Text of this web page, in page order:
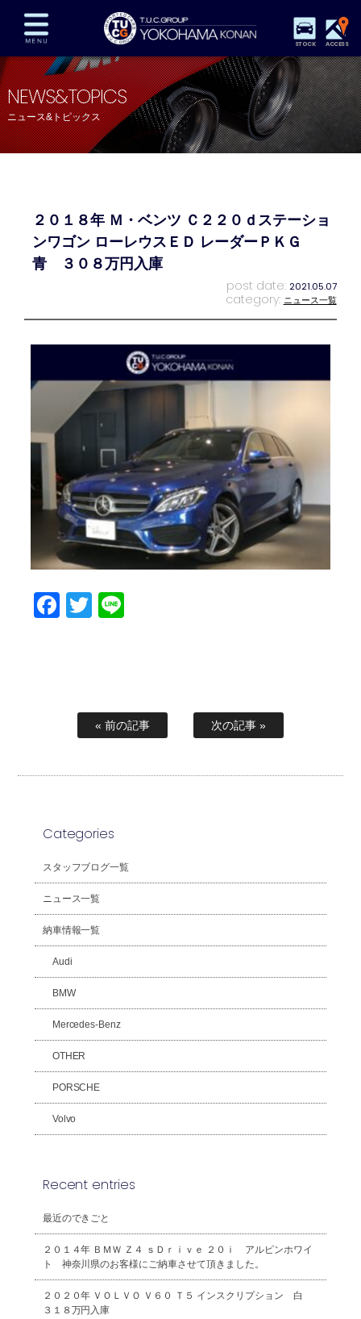
STOCK ACCESS
在庫車両情報 保証&サービス パーツリスト
TUCとは？ 店舗情報 アクセスマップ
全国納車 特別作業 注文販売
プライバシーポリシー スタッフblog 納車blog
NEWS&TOPICS
ニュース&トピックス
２０１８年 Ｍ・ベンツ Ｃ２２０ｄステーショ
ンワゴン ローレウスＥＤ レーダーＰＫＧ
青 ３０８万円入庫
post date: 2021.05.07
category: ニュース一覧
Facebook
Twitter
« 前の記事 次の記事 »
Categories
スタッフブログ一覧
ニュース一覧
納車情報一覧
Audi
BMW
Mercedes-Benz
OTHER
PORSCHE
Volvo
Recent entries
最近のできごと
２０１４年 ＢＭＷ Ｚ４ ｓＤｒｉｖｅ ２０ｉ アルピンホワイ
ト 神奈川県のお客様にご納車させて頂きました。
２０２０年 ＶＯＬＶＯ Ｖ６０ Ｔ５ インスクリプション 白
３１８万円入庫